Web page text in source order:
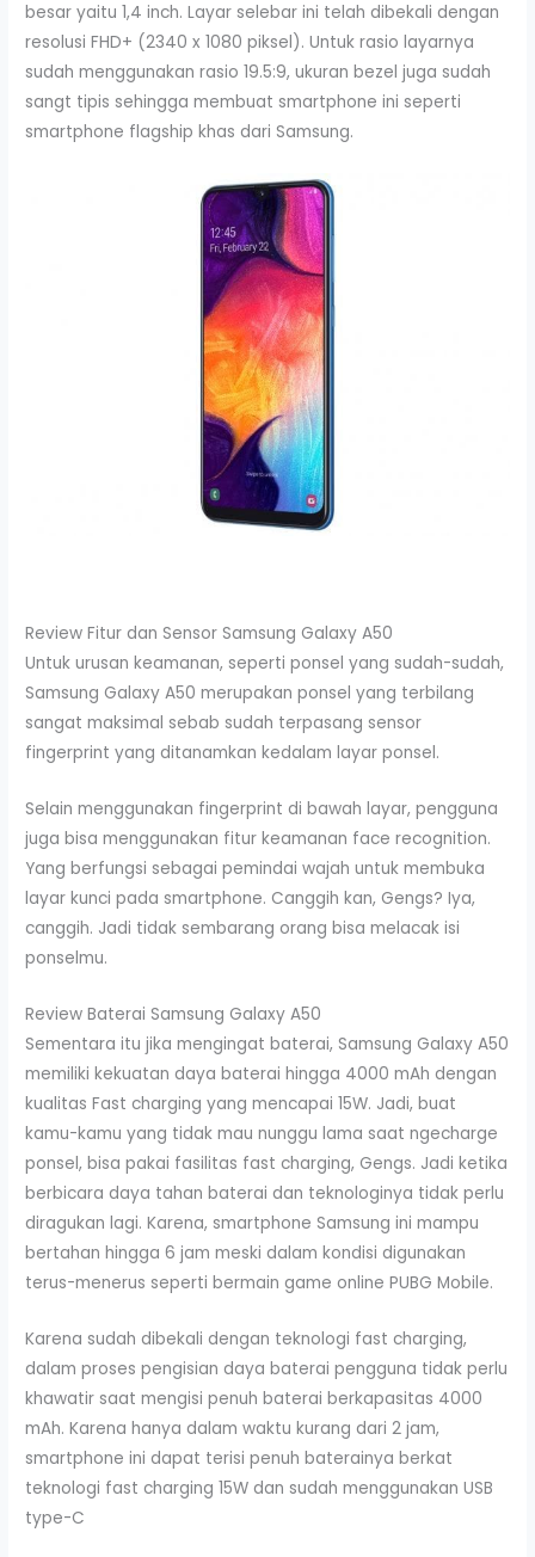
besar yaitu 1,4 inch. Layar selebar ini telah dibekali dengan
resolusi FHD+ (2340 x 1080 piksel). Untuk rasio layarnya
sudah menggunakan rasio 19.5:9, ukuran bezel juga sudah
sangt tipis sehingga membuat smartphone ini seperti
smartphone flagship khas dari Samsung.
Review Fitur dan Sensor Samsung Galaxy A50
Untuk urusan keamanan, seperti ponsel yang sudah-sudah,
Samsung Galaxy A50 merupakan ponsel yang terbilang
sangat maksimal sebab sudah terpasang sensor
fingerprint yang ditanamkan kedalam layar ponsel.
Selain menggunakan fingerprint di bawah layar, pengguna
juga bisa menggunakan fitur keamanan face recognition.
Yang berfungsi sebagai pemindai wajah untuk membuka
layar kunci pada smartphone. Canggih kan, Gengs? Iya,
canggih. Jadi tidak sembarang orang bisa melacak isi
ponselmu.
Review Baterai Samsung Galaxy A50
Sementara itu jika mengingat baterai, Samsung Galaxy A50
memiliki kekuatan daya baterai hingga 4000 mAh dengan
kualitas Fast charging yang mencapai 15W. Jadi, buat
kamu-kamu yang tidak mau nunggu lama saat ngecharge
ponsel, bisa pakai fasilitas fast charging, Gengs. Jadi ketika
berbicara daya tahan baterai dan teknologinya tidak perlu
diragukan lagi. Karena, smartphone Samsung ini mampu
bertahan hingga 6 jam meski dalam kondisi digunakan
terus-menerus seperti bermain game online PUBG Mobile.
Karena sudah dibekali dengan teknologi fast charging,
dalam proses pengisian daya baterai pengguna tidak perlu
khawatir saat mengisi penuh baterai berkapasitas 4000
mAh. Karena hanya dalam waktu kurang dari 2 jam,
smartphone ini dapat terisi penuh baterainya berkat
teknologi fast charging 15W dan sudah menggunakan USB
type-C